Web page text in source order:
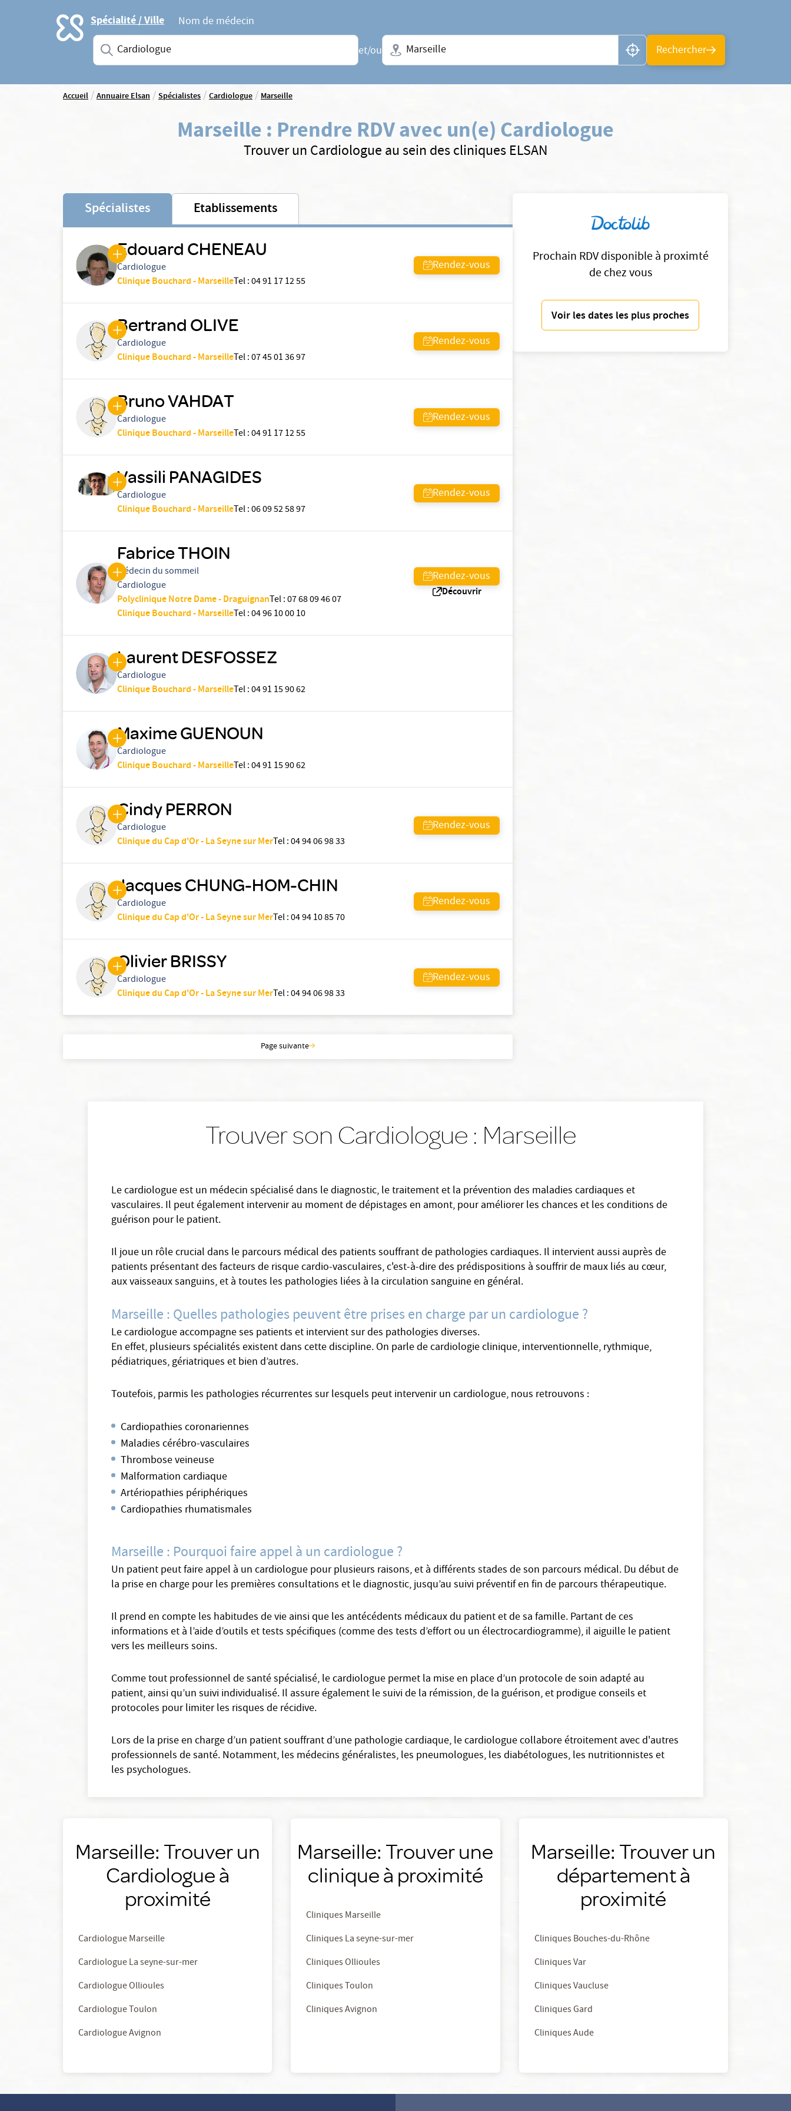
Accueil Spécialité / Ville
Nom de médecin
Saisissez une spécialité ou un service
et/ou
Ville + N° de département, région ou CP
Rechercher
Accueil/Annuaire Elsan/Spécialistes/Cardiologue/Marseille
Marseille : Prendre RDV avec un(e) Cardiologue
Trouver un Cardiologue au sein des cliniques ELSAN
Prochain RDV disponible à proximté
de chez vous
Voir les dates les plus proches
Spécialistes Etablissements
Edouard CHENEAU
Cardiologue
Clinique Bouchard - MarseilleTel:04 91 17 12 55
Rendez-vous
Bertrand OLIVE
Cardiologue
Clinique Bouchard - MarseilleTel:07 45 01 36 97
Rendez-vous
Bruno VAHDAT
Cardiologue
Clinique Bouchard - MarseilleTel:04 91 17 12 55
Rendez-vous
Vassili PANAGIDES
Cardiologue
Clinique Bouchard - MarseilleTel:06 09 52 58 97
Rendez-vous
Fabrice THOIN
Médecin du sommeil
Cardiologue
Polyclinique Notre Dame - DraguignanTel:07 68 09 46 07
Clinique Bouchard - MarseilleTel:04 96 10 00 10
Rendez-vous
Découvrir
Laurent DESFOSSEZ
Cardiologue
Clinique Bouchard - MarseilleTel:04 91 15 90 62
Maxime GUENOUN
Cardiologue
Clinique Bouchard - MarseilleTel:04 91 15 90 62
Cindy PERRON
Cardiologue
Clinique du Cap d'Or - La Seyne sur MerTel:04 94 06 98 33
Rendez-vous
Jacques CHUNG-HOM-CHIN
Cardiologue
Clinique du Cap d'Or - La Seyne sur MerTel:04 94 10 85 70
Rendez-vous
Olivier BRISSY
Cardiologue
Clinique du Cap d'Or - La Seyne sur MerTel:04 94 06 98 33
Rendez-vous
Page suivante
Trouver son Cardiologue : Marseille
Le cardiologue est un médecin spécialisé dans le diagnostic, le traitement et la prévention des maladies cardiaques et
vasculaires. Il peut également intervenir au moment de dépistages en amont, pour améliorer les chances et les conditions de
guérison pour le patient.
Il joue un rôle crucial dans le parcours médical des patients souffrant de pathologies cardiaques. Il intervient aussi auprès de
patients présentant des facteurs de risque cardio-vasculaires, c'est-à-dire des prédispositions à souffrir de maux liés au cœur,
aux vaisseaux sanguins, et à toutes les pathologies liées à la circulation sanguine en général.
Marseille : Quelles pathologies peuvent être prises en charge par un cardiologue ?
Le cardiologue accompagne ses patients et intervient sur des pathologies diverses.
En effet, plusieurs spécialités existent dans cette discipline. On parle de cardiologie clinique, interventionnelle, rythmique,
pédiatriques, gériatriques et bien d’autres.
Toutefois, parmis les pathologies récurrentes sur lesquels peut intervenir un cardiologue, nous retrouvons :
Cardiopathies coronariennes
Maladies cérébro-vasculaires
Thrombose veineuse
Malformation cardiaque
Artériopathies périphériques
Cardiopathies rhumatismales
Marseille : Pourquoi faire appel à un cardiologue ?
Un patient peut faire appel à un cardiologue pour plusieurs raisons, et à différents stades de son parcours médical. Du début de
la prise en charge pour les premières consultations et le diagnostic, jusqu’au suivi préventif en fin de parcours thérapeutique.
Il prend en compte les habitudes de vie ainsi que les antécédents médicaux du patient et de sa famille. Partant de ces
informations et à l’aide d’outils et tests spécifiques (comme des tests d’effort ou un électrocardiogramme), il aiguille le patient
vers les meilleurs soins.
Comme tout professionnel de santé spécialisé, le cardiologue permet la mise en place d’un protocole de soin adapté au
patient, ainsi qu’un suivi individualisé. Il assure également le suivi de la rémission, de la guérison, et prodigue conseils et
protocoles pour limiter les risques de récidive.
Lors de la prise en charge d’un patient souffrant d’une pathologie cardiaque, le cardiologue collabore étroitement avec d'autres
professionnels de santé. Notamment, les médecins généralistes, les pneumologues, les diabétologues, les nutritionnistes et
les psychologues.
Marseille: Trouver un
Cardiologue à
proximité
Cardiologue Marseille
Cardiologue La seyne-sur-mer
Cardiologue Ollioules
Cardiologue Toulon
Cardiologue Avignon
Marseille: Trouver une
clinique à proximité
Cliniques Marseille
Cliniques La seyne-sur-mer
Cliniques Ollioules
Cliniques Toulon
Cliniques Avignon
Marseille: Trouver un
département à
proximité
Cliniques Bouches-du-Rhône
Cliniques Var
Cliniques Vaucluse
Cliniques Gard
Cliniques Aude